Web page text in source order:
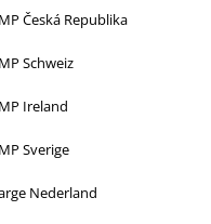
Česká Republika
Schweiz
Ireland
Sverige
Nederland